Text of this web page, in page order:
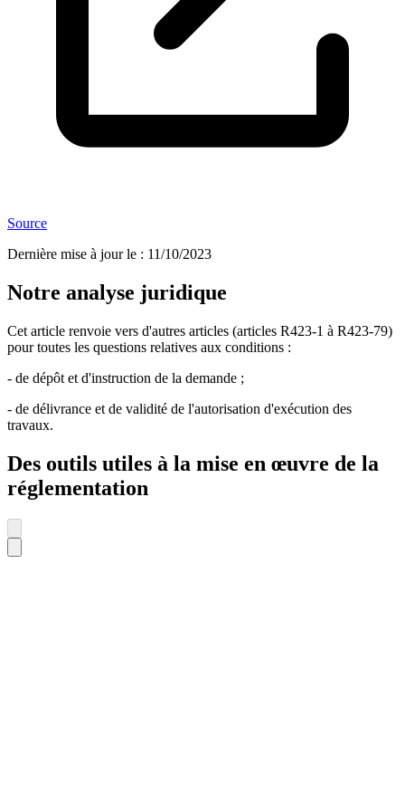
Source
Dernière mise à jour le : 11/10/2023
Notre analyse juridique
Cet article renvoie vers d'autres articles (articles R423-1 à R423-79)
pour toutes les questions relatives aux conditions :
- de dépôt et d'instruction de la demande ;
- de délivrance et de validité de l'autorisation d'exécution des
travaux.
Des outils utiles à la mise en œuvre de la
réglementation